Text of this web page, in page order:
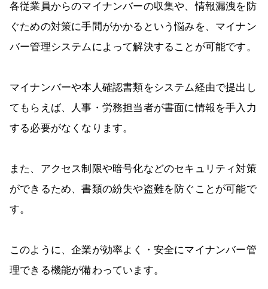
各従業員からのマイナンバーの収集や、情報漏洩を防
ぐための対策に手間がかかるという悩みを、マイナン
バー管理システムによって解決することが可能です。
マイナンバーや本人確認書類をシステム経由で提出し
てもらえば、人事・労務担当者が書面に情報を手入力
する必要がなくなります。
また、アクセス制限や暗号化などのセキュリティ対策
ができるため、書類の紛失や盗難を防ぐことが可能で
す。
このように、企業が効率よく・安全にマイナンバー管
理できる機能が備わっています。